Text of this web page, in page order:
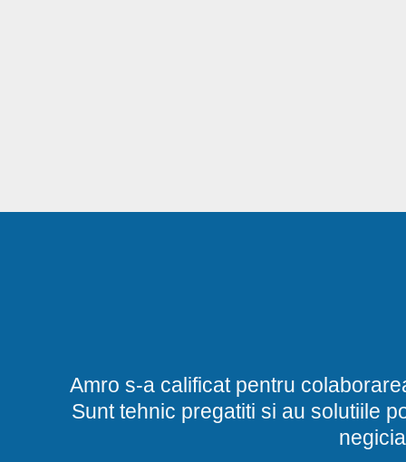
Amro s-a calificat pentru
Sunt tehnic pregatiti si au solutiile